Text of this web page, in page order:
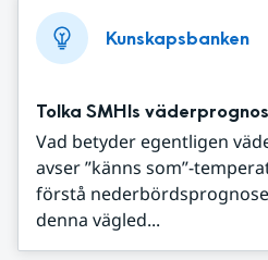
Kunskapsbanken
Tolka SMHIs
Vad betyder egentligen
avser ”känns som”-
förstå
denna vägled...